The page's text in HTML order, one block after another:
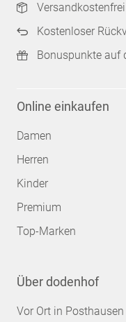
Kostenloser
Bonuspunkte auf
Online einkaufen
Damen
Herren
Kinder
Premium
Top-Marken
Über dodenhof
Vor Ort in Posthausen